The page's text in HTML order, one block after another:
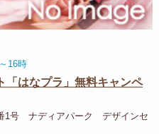
16時
「はなプラ」無料キャンペ
1号 ナディアパーク デザインセ